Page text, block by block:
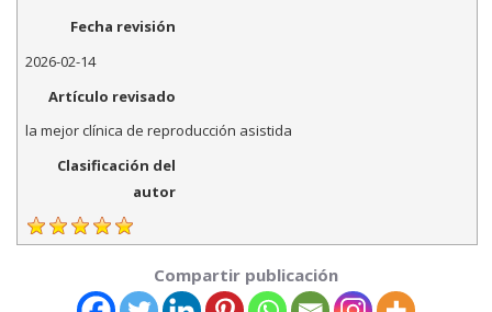
Fecha revisión
2026-02-14
Artículo revisado
la mejor clínica de reproducción asistida
Clasificación del
autor
Compartir publicación